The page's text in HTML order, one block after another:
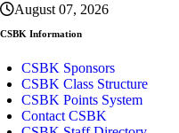
August 07, 2026
CSBK Information
CSBK Sponsors
CSBK Class Structure
CSBK Points System
Contact CSBK